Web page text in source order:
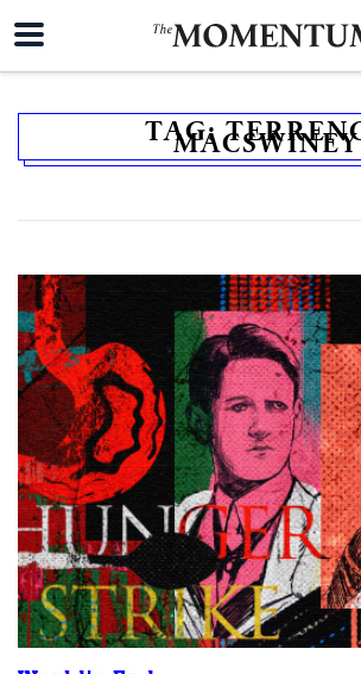
TAG:
MACSWINEY
ค้นหา
SHARE TWEET LINE